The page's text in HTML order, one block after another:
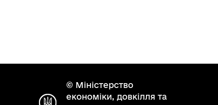
© Міністерство
економіки, довкілля та